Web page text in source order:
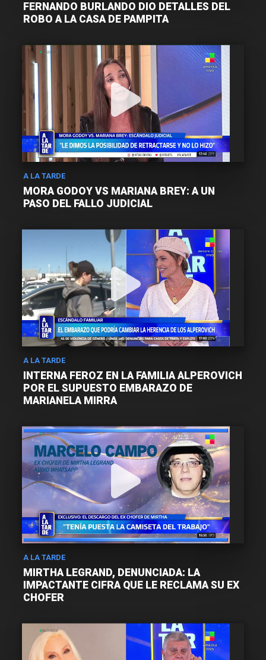
FERNANDO BURLANDO DIO DETALLES DEL
ROBO A LA CASA DE PAMPITA
A LA TARDE
MORA GODOY VS MARIANA BREY: A UN
PASO DEL FALLO JUDICIAL
A LA TARDE
INTERNA FEROZ EN LA FAMILIA ALPEROVICH
POR EL SUPUESTO EMBARAZO DE
MARIANELA MIRRA
A LA TARDE
MIRTHA LEGRAND, DENUNCIADA: LA
IMPACTANTE CIFRA QUE LE RECLAMA SU EX
CHOFER